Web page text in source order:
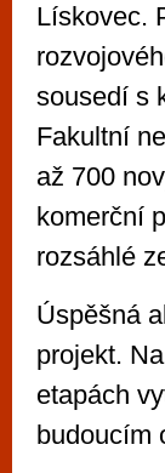
Lískovec.
sousedí s
Fakultní
až 700
komerční
rozsáhlé
Úspěšná
projekt.
etapách
budoucím